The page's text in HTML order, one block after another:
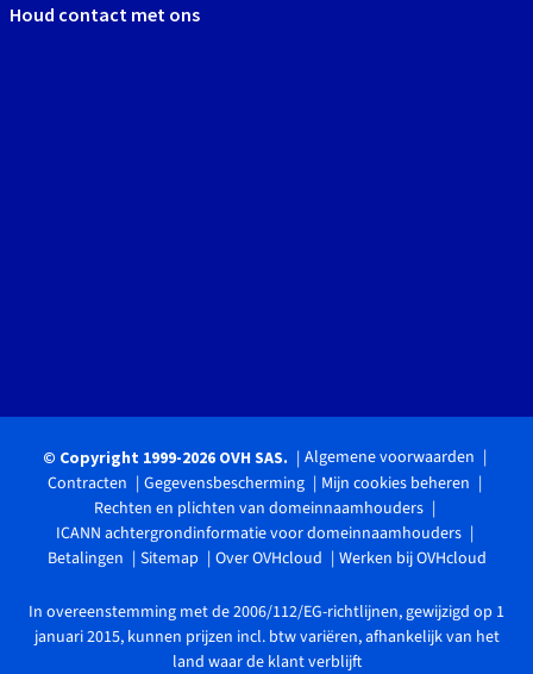
Houd contact met ons
© Copyright 1999-2026 OVH SAS.
Algemene voorwaarden
Contracten
Gegevensbescherming
Mijn cookies beheren
Rechten en plichten van domeinnaamhouders
ICANN achtergrondinformatie voor domeinnaamhouders
Betalingen
Sitemap Over OVHcloud Werken bij OVHcloud
In overeenstemming met de 2006/112/EG-richtlijnen, gewijzigd op 1
januari 2015, kunnen prijzen incl. btw variëren, afhankelijk van het
land waar de klant verblijft